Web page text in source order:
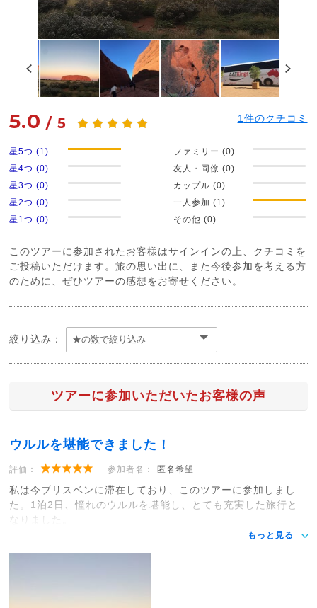
5.0 /5 1 件のクチコミ
星5つ (1)
星4つ (0)
星3つ (0)
星2つ (0)
星1つ (0)
ファミリー (0)
友人・同僚 (0)
カップル (0)
一人参加 (1)
その他 (0)
このツアーに参加されたお客様はサインインの上、クチコミを
ご投稿いただけます。旅の思い出に、また今後参加を考える方
のために、ぜひツアーの感想をお寄せください。
絞り込み：
ツアーに参加いただいたお客様の声
ウルルを堪能できました！
評価： 参加者名： 匿名希望
私は今ブリスベンに滞在しており、このツアーに参加しまし
た。1泊2日、憧れのウルルを堪能し、とても充実した旅行と
なりました。
もっと見る